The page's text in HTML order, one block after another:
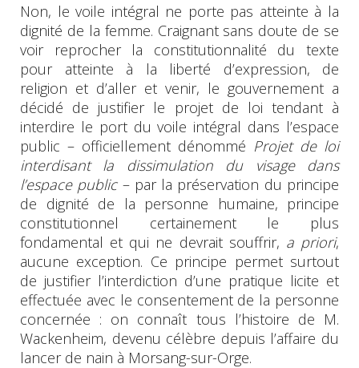
Non, le voile intégral ne porte pas atteinte à la
dignité de la femme. Craignant sans doute de se
voir reprocher la constitutionnalité du texte
pour atteinte à la liberté d’expression, de
religion et d’aller et venir, le gouvernement a
décidé de justifier le projet de loi tendant à
interdire le port du voile intégral dans l’espace
public – officiellement dénommé Projet de loi
interdisant la dissimulation du visage dans
l’espace public– par la préservation du principe
de dignité de la personne humaine, principe
constitutionnel certainement le plus
fondamental et qui ne devrait souffrir, a priori,
aucune exception. Ce principe permet surtout
de justifier l’interdiction d’une pratique licite et
effectuée avec le consentement de la personne
concernée : on connaît tous l’histoire de M.
Wackenheim, devenu célèbre depuis l’affaire du
lancer de nain à Morsang-sur-Orge.